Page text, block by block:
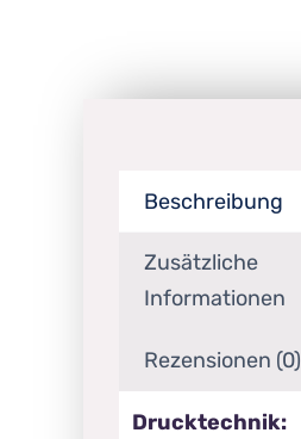
Beschreibung
Zusätzliche
Informationen
Rezensionen (0)
Drucktechnik: